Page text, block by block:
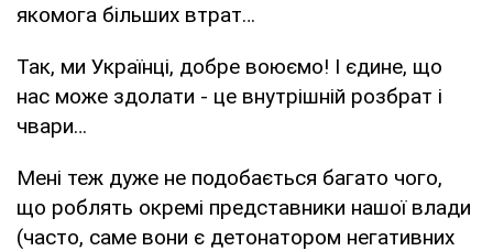
якомога більших втрат…
Так, ми Українці, добре воюємо! І єдине, що
нас може здолати - це внутрішній розбрат і
чвари…
Мені теж дуже не подобається багато чого,
що роблять окремі представники нашої влади
(часто, саме вони є детонатором негативних